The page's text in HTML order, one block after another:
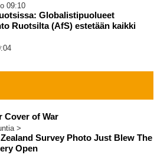
09:10
Globalistipuolueet
Ruotsilta (AfS) estetään kaikki
Cover of War
>
Survey Photo Just Blew The
Open